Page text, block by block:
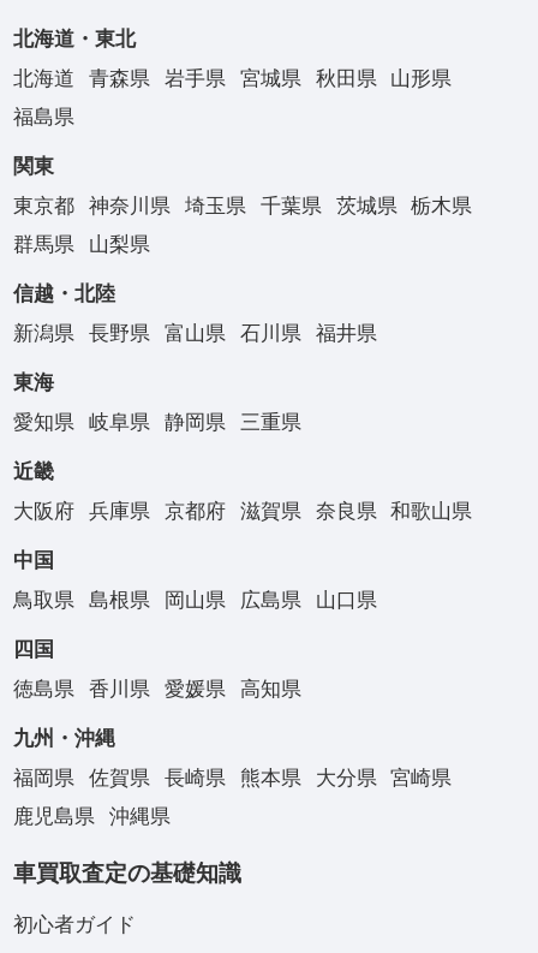
北海道・東北
北海道
青森県 岩手県 宮城県 秋田県
山形県
福島県
関東
東京都
神奈川県 埼玉県 千葉県 茨城県
栃木県
群馬県
山梨県
信越・北陸
新潟県
長野県 富山県 石川県 福井県
東海
愛知県
岐阜県 静岡県 三重県
近畿
大阪府
兵庫県 京都府 滋賀県 奈良県 和歌山県
中国
鳥取県
島根県 岡山県 広島県 山口県
四国
徳島県
香川県 愛媛県 高知県
九州・沖縄
福岡県
佐賀県 長崎県 熊本県 大分県
宮崎県
鹿児島県
沖縄県
車買取査定の基礎知識
初心者ガイド